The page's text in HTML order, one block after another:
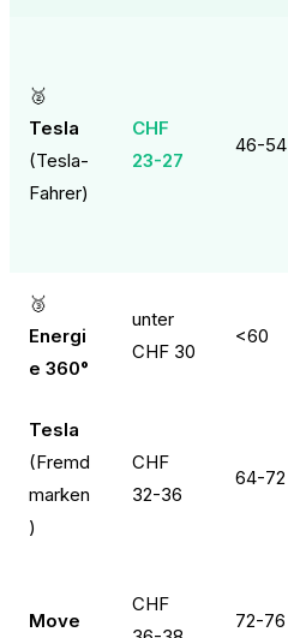
🥈
Tesla
(Tesla-
Fahrer)
CHF
23-27
46-54
🥉
Energi
e 360°
unter
CHF 30
<60
Tesla
(Fremd
marken
)
CHF
32-36
64-72
Move
CHF
72-76